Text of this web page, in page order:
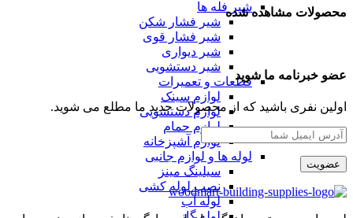
شیر فله ها
شیر فشار شکن
شیر فشار قوی
شیر دیواری
شیر دستشویی
قطعات و تعمیرات
لوازم سینک
لوازم دستشویی
لوازم حمام
لوازم آشپزخانه
لوله ها و لوازم جانبی
سیلینگ مینز
نصب لوله کشی
لوله آب
محصولات مشاهده شده
عضو خبرنامه ما شوید
اولین نفری باشید که از محصولات جدید ما مطلع می شوید.